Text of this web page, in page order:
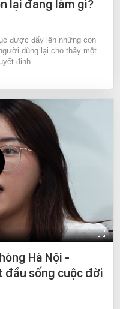
lại đang làm gì?
được đẩy lên những con
dùng lại cho thấy một
định.
Hà Nội -
đầu sống cuộc đời